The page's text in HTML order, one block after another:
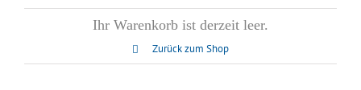
Ihr Warenkorb ist derzeit leer.
Zurück zum Shop